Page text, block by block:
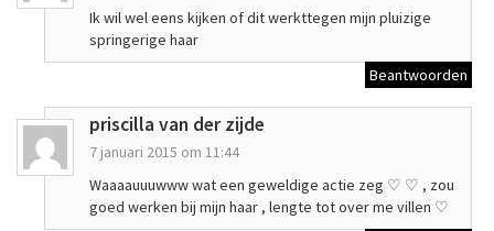
Ik wil wel eens kijken of dit werkttegen mijn pluizige
springerige haar
Beantwoorden
priscilla van der zijde
7 januari 2015 om 11:44
Waaaauuuwww wat een geweldige actie zeg ♡ ♡ , zou
goed werken bij mijn haar , lengte tot over me villen ♡